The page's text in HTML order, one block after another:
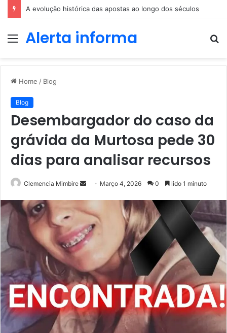
A evolução histórica das apostas ao longo dos séculos
MenuAlerta informa
Home / Blog
Blog
Desembargador do caso da
grávida da Murtosa pede 30
dias para analisar recursos
Clemencia Mimbire
Send
email
Março 4, 2026 0 lido 1 minuto